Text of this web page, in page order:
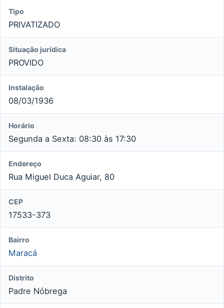
Tipo
PRIVATIZADO
Situação jurídica
PROVIDO
Instalação
08/03/1936
Horário
Segunda a Sexta: 08:30 às 17:30
Endereço
Rua Miguel Duca Aguiar, 80
CEP
17533-373
Bairro
Maracá
Distrito
Padre Nóbrega